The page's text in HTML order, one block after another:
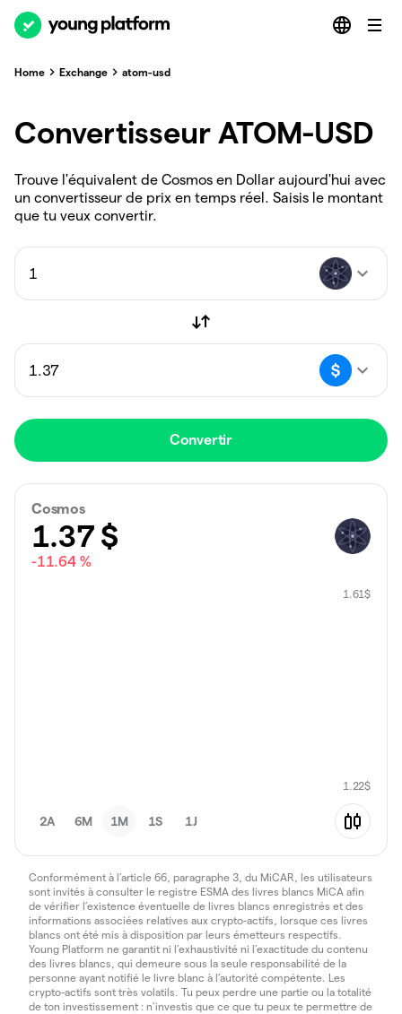
Home Exchange atom-usd
Convertisseur ATOM-USD
Trouve l'équivalent de Cosmos en Dollar aujourd'hui avec
un convertisseur de prix en temps réel. Saisis le montant
que tu veux convertir.
Convertir
Cosmos
1.37 $
-11.64 %
1.61$
1.22$
2A 6M 1M 1S 1J
Conformément à l’article 66, paragraphe 3, du MiCAR, les utilisateurs
sont invités à consulter le registre ESMA des livres blancs MiCA afin
de vérifier l’existence éventuelle de livres blancs enregistrés et des
informations associées relatives aux crypto-actifs, lorsque ces livres
blancs ont été mis à disposition par leurs émetteurs respectifs.
Young Platform ne garantit ni l’exhaustivité ni l’exactitude du contenu
des livres blancs, qui demeure sous la seule responsabilité de la
personne ayant notifié le livre blanc à l’autorité compétente. Les
crypto-actifs sont très volatils. Tu peux perdre une partie ou la totalité
de ton investissement : n’investis que ce que tu peux te permettre de